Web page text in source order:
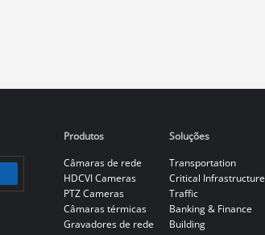
Produtos
Câmaras de rede
HDCVI Cameras
PTZ Cameras
Câmaras térmicas
Gravadores de rede
Soluções
Transportation
Critical Infrastructure
Traffic
Banking & Finance
Building